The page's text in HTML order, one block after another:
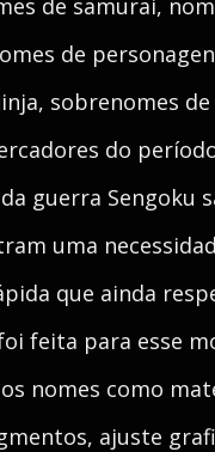
de samurai,
de
sobrenomes
do
guerra Sengoku
uma
que ainda
feita para esse
nomes como
ajuste